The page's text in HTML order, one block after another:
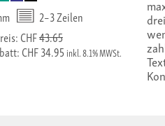
2–3 Zeilen
CHF43.65
CHF 34.95 inkl. 8.1% MWSt.